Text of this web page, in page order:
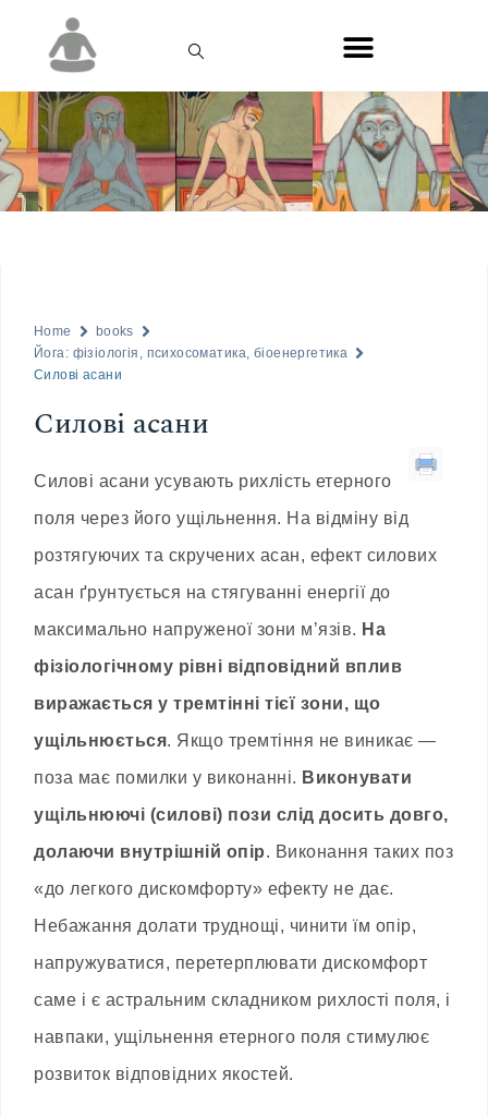
Home
books
Йога: фізіологія, психосоматика, біоенергетика
Силові асани
Силові асани
Силові асани усувають рихлість етерного
поля через його ущільнення. На відміну від
розтягуючих та скручених асан, ефект силових
асан ґрунтується на стягуванні енергії до
максимально напруженої зони м’язів. На
фізіологічному рівні відповідний вплив
виражається у тремтінні тієї зони, що
ущільнюється. Якщо тремтіння не виникає —
поза має помилки у виконанні. Виконувати
ущільнюючі (силові) пози слід досить довго,
долаючи внутрішній опір. Виконання таких поз
«до легкого дискомфорту» ефекту не дає.
Небажання долати труднощі, чинити їм опір,
напружуватися, перетерплювати дискомфорт
саме і є астральним складником рихлості поля, і
навпаки, ущільнення етерного поля стимулює
розвиток відповідних якостей.